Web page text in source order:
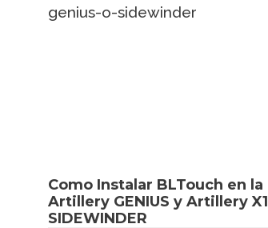
Como Instalar BLTouch en la
Artillery GENIUS y Artillery X1
SIDEWINDER